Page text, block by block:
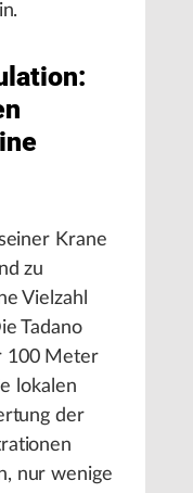
Krane
zu
Vielzahl
Tadano
100 Meter
lokalen
der
nur wenige